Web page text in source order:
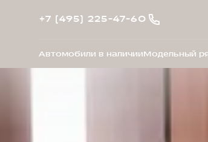
+7 (495) 225-47-60
Автомобили в наличииМодельный